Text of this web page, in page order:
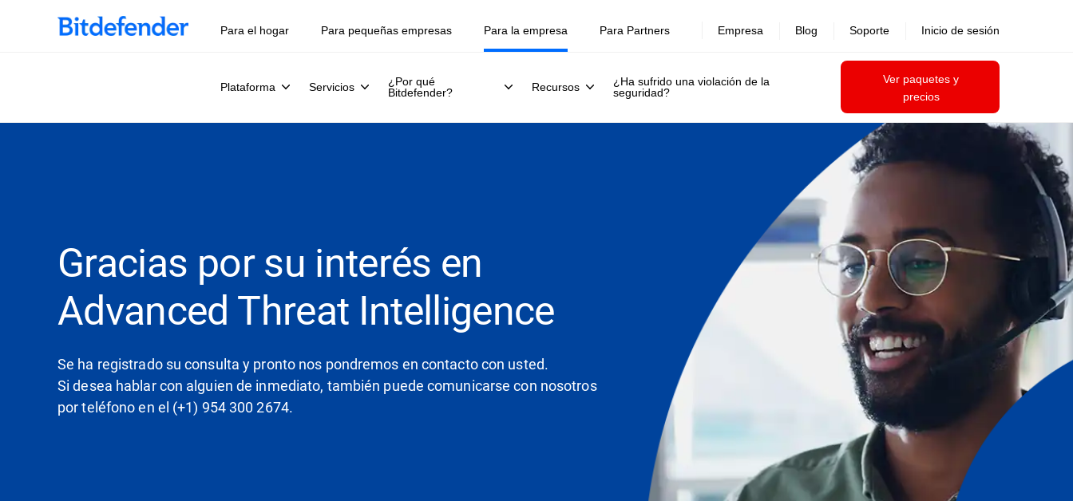
Para el hogar Para pequeñas empresas Para la empresa
Plataforma Servicios
¿Por qué
Bitdefender?
Recursos
¿Ha sufrido una violación de la
seguridad?
Ver paquetes y
precios
Para Partners Empresa Blog Soporte Inicio de sesión
Gracias por su interés en
Advanced Threat Intelligence
Se ha registrado su consulta y pronto nos pondremos en contacto con usted.
Si desea hablar con alguien de inmediato, también puede comunicarse con nosotros
por teléfono en el (+1) 954 300 2674.